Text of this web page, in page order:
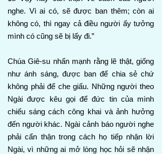
nghe. Vì ai có, sẽ được ban thêm; còn ai
không có, thì ngay cả điều người ấy tưởng
mình có cũng sẽ bị lấy đi.”
Chúa Giê-su nhấn mạnh rằng lẽ thật, giống
như ánh sáng, được ban để chia sẻ chứ
không phải để che giấu. Những người theo
Ngài được kêu gọi để đức tin của mình
chiếu sáng cách công khai và ảnh hưởng
đến người khác. Ngài cảnh báo người nghe
phải cẩn thận trong cách họ tiếp nhận lời
Ngài, vì những ai mở lòng học hỏi sẽ nhận